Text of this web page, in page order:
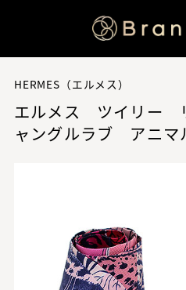
HERMES（エルメス）
エルメス ツイリー
ャングルラブ アニ